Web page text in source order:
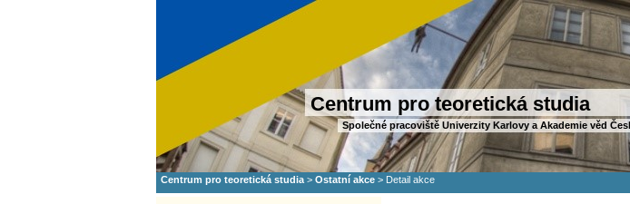
Centrum pro teoretická studia
Společné pracoviště Univerzity Karlovy a Akademie věd
Centrum pro teoretická studia > Ostatní akce > Detail akce